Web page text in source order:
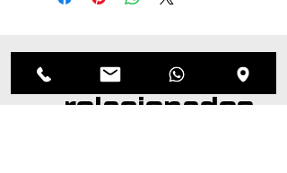
Medidas aproximadas para
gravação (CxL): 17 cm x 13 cm
Peso aproximado (g): 353
Produtos
relacionados